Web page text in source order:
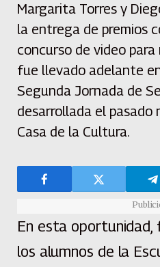
Margarita Torres y
la entrega de premios
concurso de video para
fue llevado adelante
Segunda Jornada de
desarrollada el pasado
Casa de la Cultura.
En esta oportunidad,
los alumnos de la